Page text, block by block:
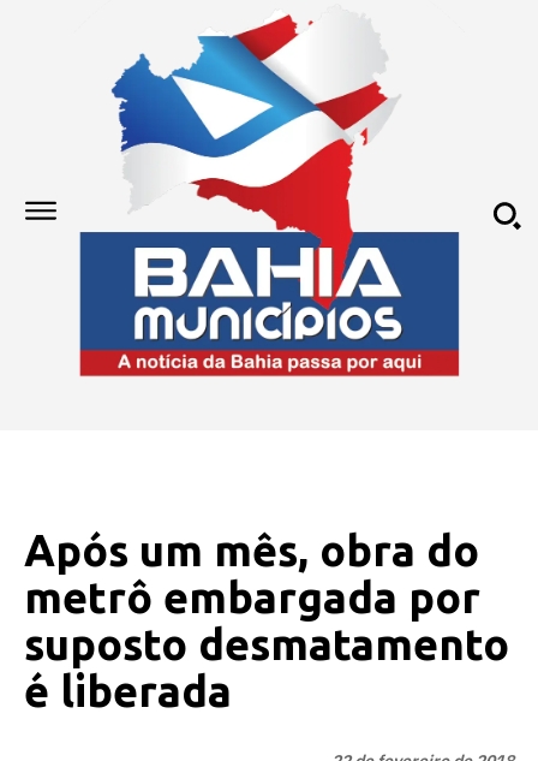
Após um mês, obra do
metrô embargada por
suposto desmatamento
é liberada